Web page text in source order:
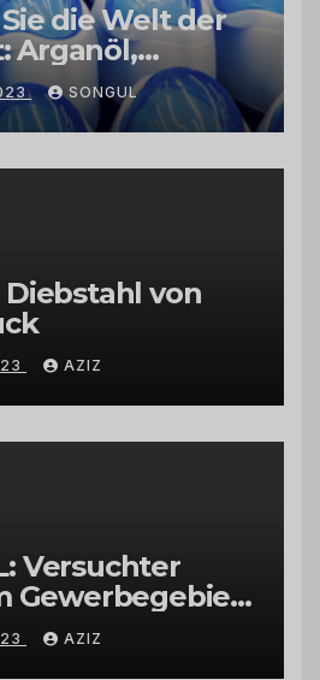
die Welt der
Arganöl,
und
von
und Anbietern
SONGUL
Diebstahl von
AZIZ
Versuchter
Gewerbegebiet
AZIZ